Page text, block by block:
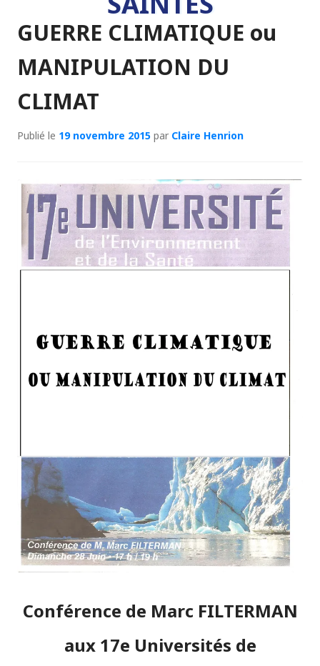
GUERRE CLIMATIQUE ou
MANIPULATION DU
CLIMAT
Publié le 19 novembre 2015 par Claire Henrion
Conférence de Marc FILTERMAN
aux 17e Universités de